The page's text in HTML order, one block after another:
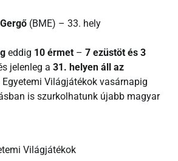
(BME) – 33. hely
eddig 10 érmet – 7 ezüstöt és 3
jelenleg a 31. helyen áll az
Egyetemi Világjátékok vasárnapig
is szurkolhatunk újabb magyar
Világjátékok